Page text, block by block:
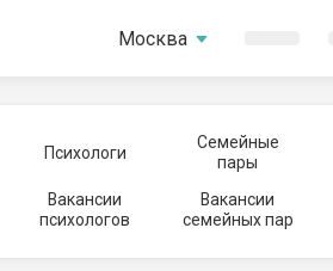
Москва
Психологи
Семейные
пары
Вакансии
психологов
Вакансии
семейных пар